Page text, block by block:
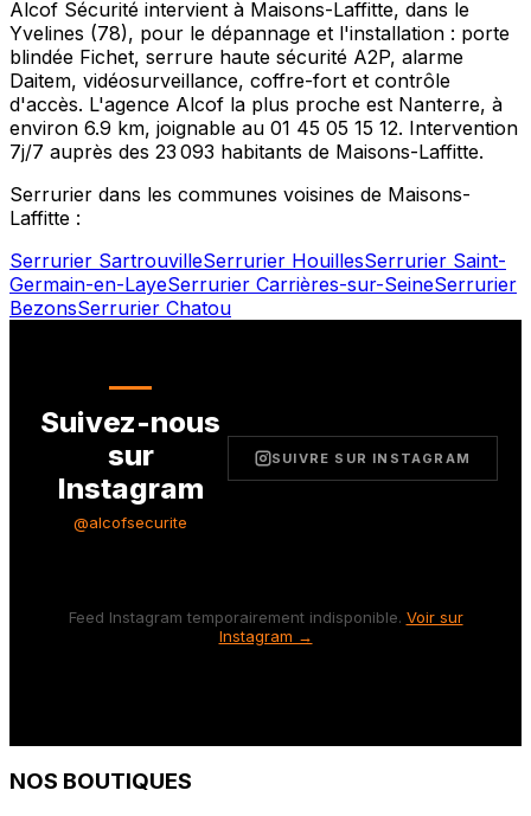
Alcof Sécurité intervient à Maisons-Laffitte, dans le
Yvelines (78), pour le dépannage et l'installation : porte
blindée Fichet, serrure haute sécurité A2P, alarme
Daitem, vidéosurveillance, coffre-fort et contrôle
d'accès. L'agence Alcof la plus proche est Nanterre, à
environ 6.9 km, joignable au 01 45 05 15 12. Intervention
7j/7 auprès des 23 093 habitants de Maisons-Laffitte.
Serrurier dans les communes voisines de Maisons-
Laffitte :
Serrurier SartrouvilleSerrurier HouillesSerrurier Saint-
Germain-en-LayeSerrurier Carrières-sur-SeineSerrurier
BezonsSerrurier Chatou
Suivez-nous
sur
Instagram
@alcofsecurite
SUIVRE SUR INSTAGRAM
Feed Instagram temporairement indisponible. Voir sur
Instagram →
NOS BOUTIQUES